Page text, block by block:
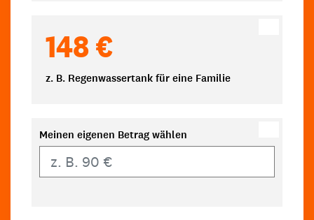
148 €
z. B. Regenwassertank für eine Familie
Meinen eigenen Betrag wählen